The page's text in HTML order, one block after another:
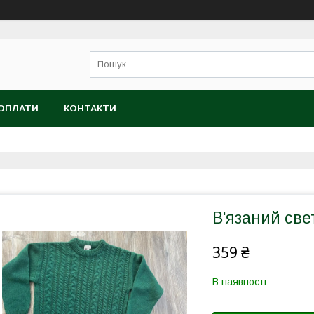
КОНТАКТИ
В'язаний
359 ₴
В наявності